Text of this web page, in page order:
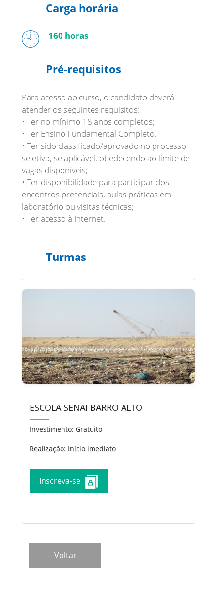
Carga horária
160 horas
Pré-requisitos
Para acesso ao curso, o candidato deverá
atender os seguintes requisitos:
• Ter no mínimo 18 anos completos;
• Ter Ensino Fundamental Completo.
• Ter sido classificado/aprovado no processo
seletivo, se aplicável, obedecendo ao limite de
vagas disponíveis;
• Ter disponibilidade para participar dos
encontros presenciais, aulas práticas em
laboratório ou visitas técnicas;
• Ter acesso à Internet.
Turmas
ESCOLA SENAI BARRO ALTO
Investimento: Gratuito
Realização: Início imediato
Inscreva-se